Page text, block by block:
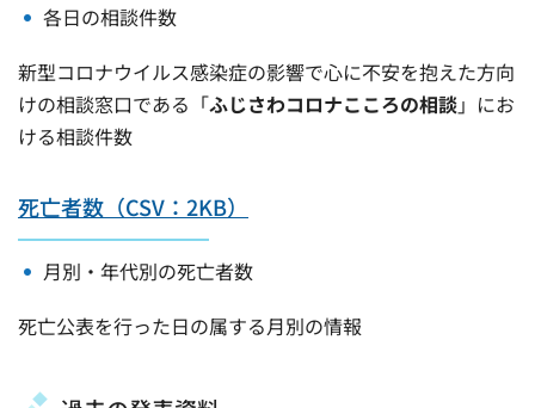
各日の相談件数
新型コロナウイルス感染症の影響で心に不安を抱えた方向
けの相談窓口である「ふじさわコロナこころの相談」にお
ける相談件数
死亡者数（CSV：2KB）
月別・年代別の死亡者数
死亡公表を行った日の属する月別の情報